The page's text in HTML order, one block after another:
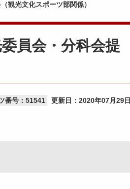
観光文化スポーツ部関係）
員会・分科会提
番号：51541 更新日： 2020年07月29日